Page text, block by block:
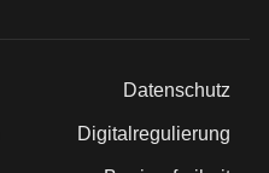
Datenschutz
Digitalregulierung